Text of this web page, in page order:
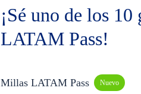
¡Sé uno de los
LATAM Pass!
Millas LATAM Pass Nuevo